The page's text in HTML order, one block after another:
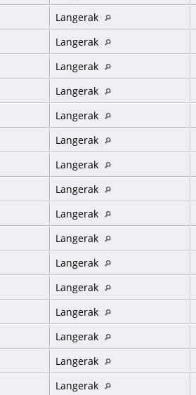
Langerak
Langerak
Langerak
Langerak
Langerak
Langerak
Langerak
Langerak
Langerak
Langerak
Langerak
Langerak
Langerak
Langerak
Langerak
Langerak